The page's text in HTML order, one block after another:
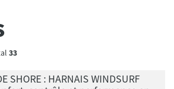
33
SHORE : HARNAIS WINDSURF